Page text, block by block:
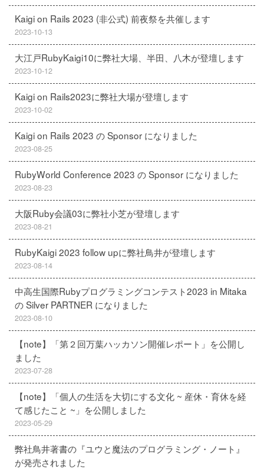
Kaigi on Rails 2023 (非公式) 前夜祭を共催します
2023-10-13
大江戸RubyKaigi10に弊社大場、半田、八木が登壇します
2023-10-12
Kaigi on Rails2023に弊社大場が登壇します
2023-10-02
Kaigi on Rails 2023 の Sponsor になりました
2023-08-25
RubyWorld Conference 2023 の Sponsor になりました
2023-08-23
大阪Ruby会議03に弊社小芝が登壇します
2023-08-21
RubyKaigi 2023 follow upに弊社鳥井が登壇します
2023-08-14
中高生国際Rubyプログラミングコンテスト2023 in Mitaka
の Silver PARTNER になりました
2023-08-10
【note】「第２回万葉ハッカソン開催レポート」を公開し
ました
2023-07-28
【note】「個人の生活を大切にする文化 ~ 産休・育休を経
て感じたこと ~」を公開しました
2023-05-29
弊社鳥井著書の『ユウと魔法のプログラミング・ノート』
が発売されました